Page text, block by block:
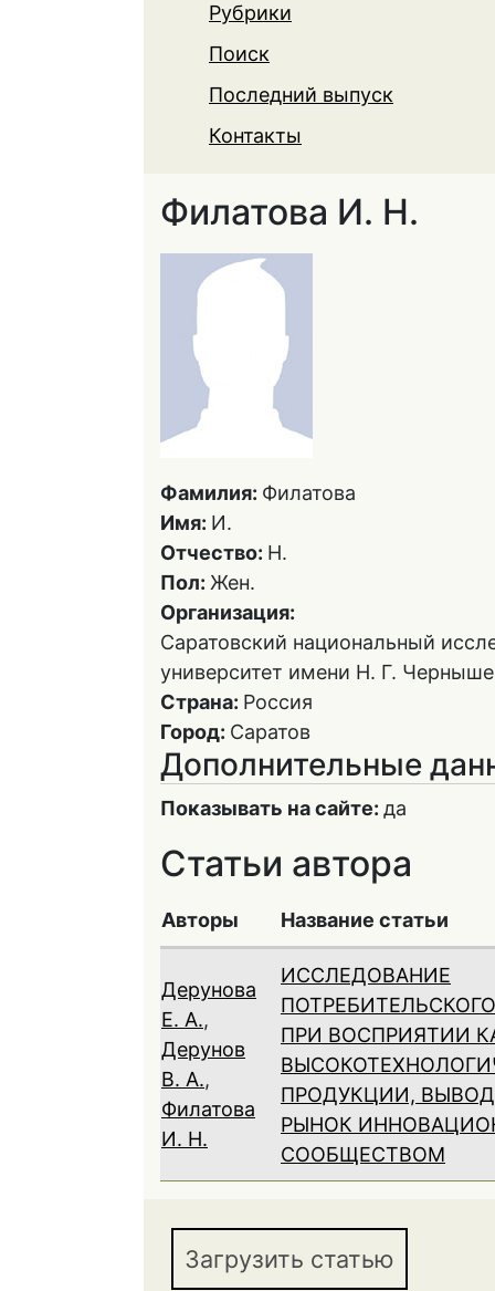
Рубрики
Поиск
Последний выпуск
Контакты
Филатова И. Н.
Фамилия: Филатова
Имя: И.
Отчество: Н.
Пол: Жен.
Организация:
Саратовский национальный
университет имени Н. Г.
Страна: Россия
Город: Саратов
Дополнительные
Показывать на сайте: да
Статьи автора
Авторы Название статьи
Дерунова
Е. А.,
Дерунов
В. А.,
Филатова
И. Н.
ИССЛЕДОВАНИЕ
ПРИ ВОСПРИЯТИИ
ПРОДУКЦИИ,
РЫНОК
СООБЩЕСТВОМ
Загрузить статью